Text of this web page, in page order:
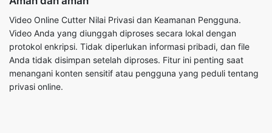
Anda tidak disimpan setelah diproses. Fitur ini penting saat
menangani konten sensitif atau pengguna yang peduli tentang
privasi online.